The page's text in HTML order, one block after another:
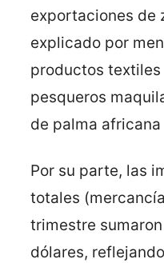
exportaciones de
explicado por
productos
pesqueros
de palma
Por su parte, las
totales
trimestre
dólares,